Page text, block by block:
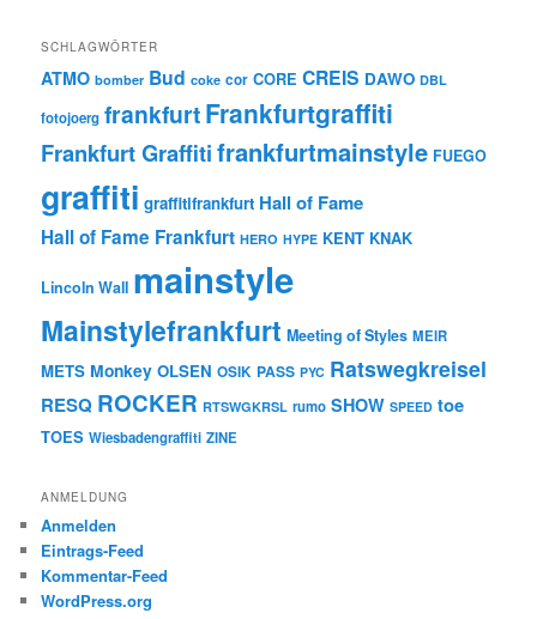
SCHLAGWÖRTER
ATMO bomber Bud coke cor CORE CREIS DAWO DBL
fotojoerg frankfurtFrankfurtgraffiti
Frankfurt Graffitifrankfurtmainstyle FUEGO
graffiti graffitifrankfurt Hall of Fame
Hall of Fame Frankfurt HERO HYPE KENT KNAK
Lincoln Wall mainstyle
Mainstylefrankfurt Meeting of Styles MEIR
METS Monkey OLSEN OSIK PASS PYC Ratswegkreisel
RESQ ROCKER RTSWGKRSL rumo SHOW SPEED toe
TOES Wiesbadengraffiti ZINE
ANMELDUNG
Anmelden
Eintrags-Feed
Kommentar-Feed
WordPress.org